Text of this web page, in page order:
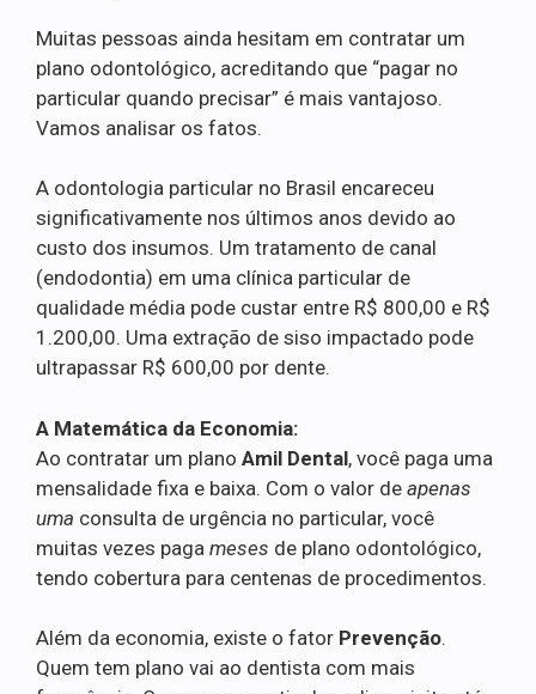
Muitas pessoas ainda hesitam em contratar um
plano odontológico, acreditando que “pagar no
particular quando precisar” é mais vantajoso.
Vamos analisar os fatos.
A odontologia particular no Brasil encareceu
significativamente nos últimos anos devido ao
custo dos insumos. Um tratamento de canal
(endodontia) em uma clínica particular de
qualidade média pode custar entre R$ 800,00 e R$
1.200,00. Uma extração de siso impactado pode
ultrapassar R$ 600,00 por dente.
A Matemática da Economia:
Ao contratar um plano Amil Dental, você paga uma
mensalidade fixa e baixa. Com o valor de apenas
uma consulta de urgência no particular, você
muitas vezes paga meses de plano odontológico,
tendo cobertura para centenas de procedimentos.
Além da economia, existe o fator Prevenção.
Quem tem plano vai ao dentista com mais